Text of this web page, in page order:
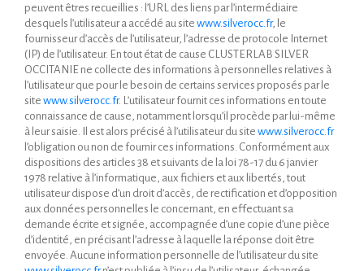
peuvent êtres recueillies : l’URL des liens par l’intermédiaire
desquels l’utilisateur a accédé au site www.silverocc.fr, le
fournisseur d’accès de l’utilisateur, l’adresse de protocole Internet
(IP) de l’utilisateur. En tout état de cause CLUSTERLAB SILVER
OCCITANIE ne collecte des informations à personnelles relatives à
l’utilisateur que pour le besoin de certains services proposés par le
site www.silverocc.fr. L’utilisateur fournit ces informations en toute
connaissance de cause, notamment lorsqu’il procède par lui-même
à leur saisie. Il est alors précisé à l’utilisateur du site www.silverocc.fr
l’obligation ou non de fournir ces informations. Conformément aux
dispositions des articles 38 et suivants de la loi 78-17 du 6 janvier
1978 relative à l’informatique, aux fichiers et aux libertés, tout
utilisateur dispose d’un droit d’accès, de rectification et d’opposition
aux données personnelles le concernant, en effectuant sa
demande écrite et signée, accompagnée d’une copie d’une pièce
d’identité, en précisant l’adresse à laquelle la réponse doit être
envoyée. Aucune information personnelle de l’utilisateur du site